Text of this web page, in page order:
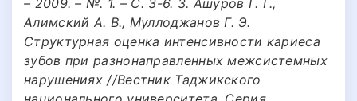
Алимский А. В., Муллоджанов Г. Э.
Структурная оценка интенсивности кариеса
зубов при разнонаправленных межсистемных
нарушениях //Вестник Таджикского